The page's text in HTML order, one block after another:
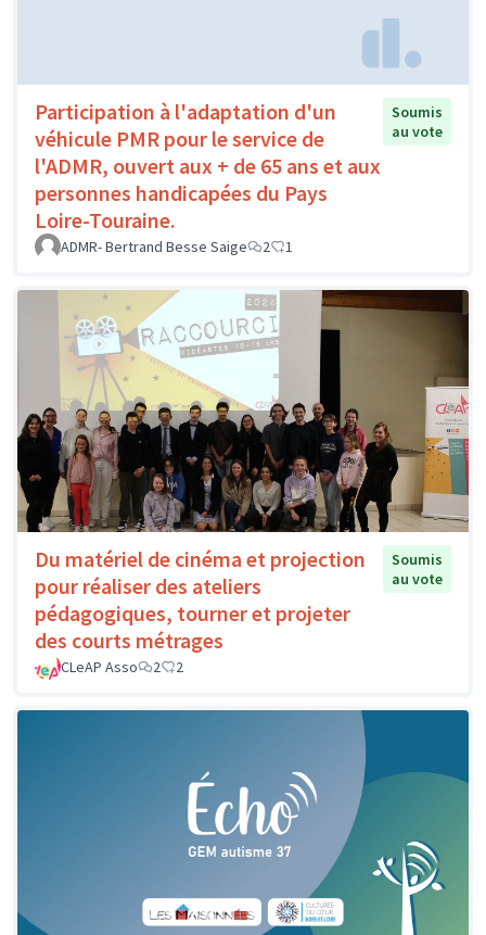
Participation à l'adaptation d'un
véhicule PMR pour le service de
l'ADMR, ouvert aux + de 65 ans et aux
personnes handicapées du Pays
Loire-Touraine.
Soumis
au vote
ADMR- Bertrand Besse Saige 2 1
Du matériel de cinéma et projection
pour réaliser des ateliers
pédagogiques, tourner et projeter
des courts métrages
Soumis
au vote
CLeAP Asso 2 2